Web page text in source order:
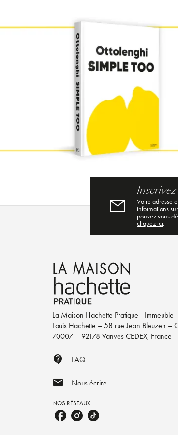
Votre adresse
informations
pouvez vous
cliquez ici.
La Maison Hachette Pratique - Immeuble
Louis Hachette – 58 rue Jean Bleuzen –
70007 – 92178 Vanves CEDEX, France
contact_support FAQ
mail Nous écrire
NOS RÉSEAUX